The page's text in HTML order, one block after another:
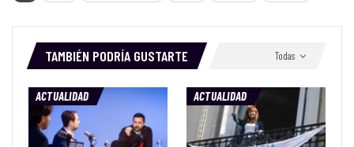
Todas
TAMBIÉN PODRÍA GUSTARTE
ACTUALIDAD ACTUALIDAD